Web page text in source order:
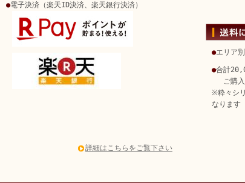
●電子決済（楽天ID決済、楽天銀行決済）
詳細はこちらをご覧下さい
●エリア
●合計
ご購入
※粋々シ
なります